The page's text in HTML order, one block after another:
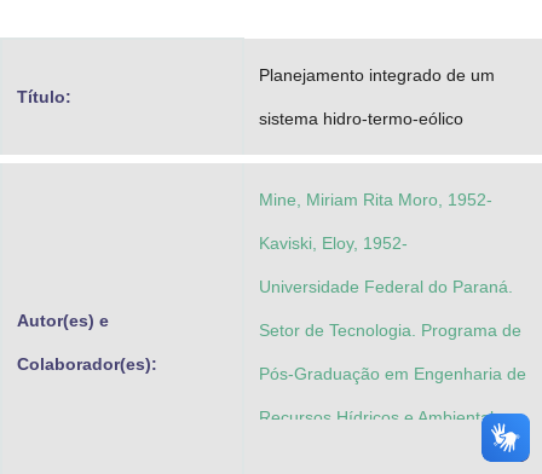
Título:
Planejamento integrado de um
sistema hidro-termo-eólico
Autor(es) e
Colaborador(es):
Mine, Miriam Rita Moro, 1952-
Kaviski, Eloy, 1952-
Universidade Federal do Paraná.
Setor de Tecnologia. Programa de
Pós-Graduação em Engenharia de
Recursos Hídricos e Ambiental